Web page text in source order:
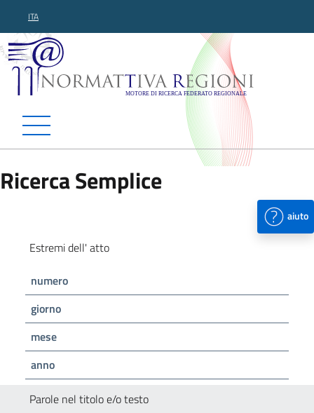
ITA
Normattiva Regioni -
Ricerca Semplice
aiuto
Estremi dell' atto
numero
giorno
mese
anno
Parole nel titolo e/o testo